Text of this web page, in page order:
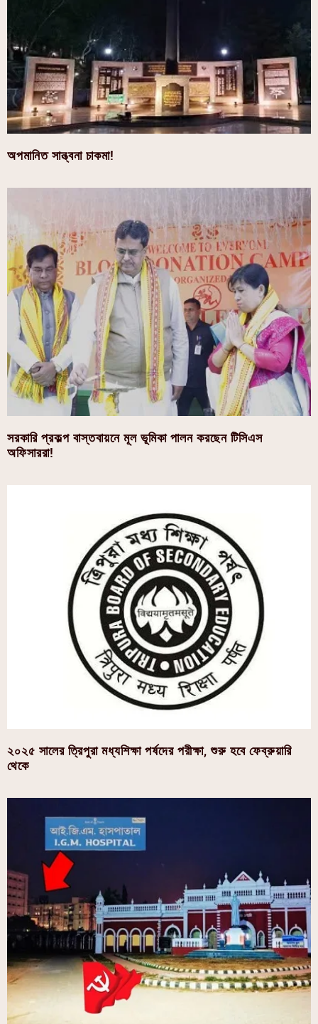
অপমানিত সান্ত্বনা চাকমা!
সরকারি প্রকল্প বাস্তবায়নে মূল ভূমিকা পালন করছেন টিসিএস
অফিসাররা!
২০২৫ সালের ত্রিপুরা মধ্যশিক্ষা পর্ষদের পরীক্ষা, শুরু হবে ফেব্রুয়ারি
থেকে